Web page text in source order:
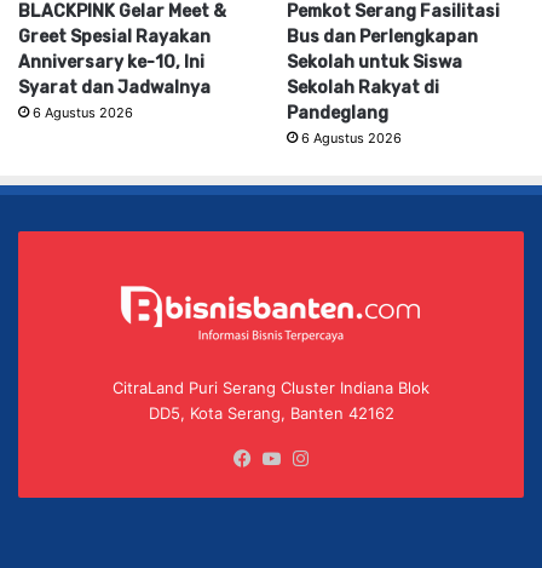
BLACKPINK Gelar Meet &
Greet Spesial Rayakan
Anniversary ke-10, Ini
Syarat dan Jadwalnya
6 Agustus 2026
Pemkot Serang Fasilitasi
Bus dan Perlengkapan
Sekolah untuk Siswa
Sekolah Rakyat di
Pandeglang
6 Agustus 2026
CitraLand Puri Serang Cluster Indiana Blok
DD5, Kota Serang, Banten 42162
Facebook
YouTube